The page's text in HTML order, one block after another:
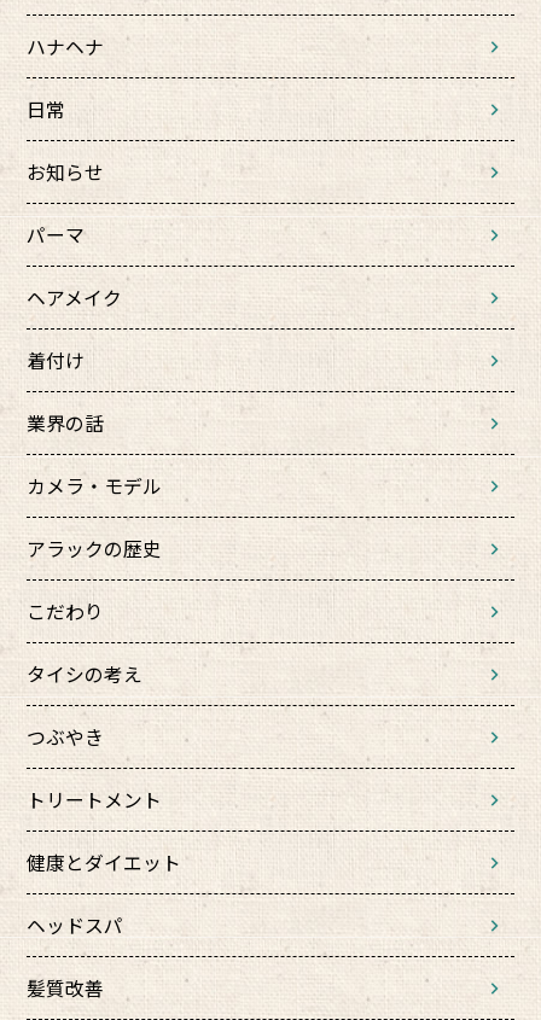
ハナヘナ
日常
お知らせ
パーマ
ヘアメイク
着付け
業界の話
カメラ・モデル
アラックの歴史
こだわり
タイシの考え
つぶやき
トリートメント
健康とダイエット
ヘッドスパ
髪質改善